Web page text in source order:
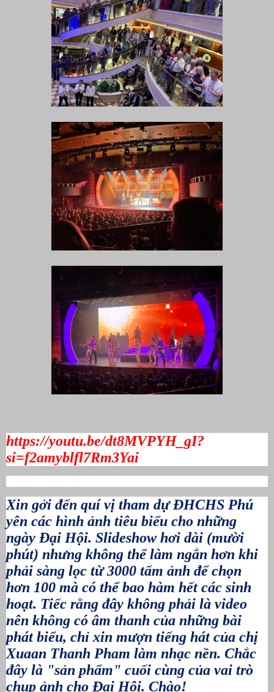
https://youtu.be/dt8MVPYH_gI?
si=f2amyblfl7Rm3Yai
Xin gởi đến quí vị tham dự ĐHCHS Phú
yên các hình ảnh tiêu biểu cho những
ngày Đại Hội. Slideshow hơi dài (mười
phút) nhưng không thể làm ngắn hơn khi
phải sàng lọc từ 3000 tấm ảnh để chọn
hơn 100 mà có thể bao hàm hết các sinh
hoạt. Tiếc rằng đây không phải là video
nên không có âm thanh của những bài
phát biểu, chỉ xin mượn tiếng hát của chị
Xuaan Thanh Pham làm nhạc nền. Chắc
đây là "sản phẩm" cuối cùng của vai trò
chụp ảnh cho Đại Hội. Chào!